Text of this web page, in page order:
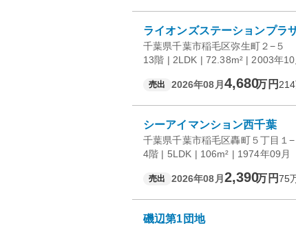
ライオンズステーションプラ
千葉県千葉市稲毛区弥生町２−５
13階 | 2LDK | 72.38m² | 2003年10
売出 2026年08月 4,680万円 214
シーアイマンション西千葉
千葉県千葉市稲毛区轟町５丁目１−
4階 | 5LDK | 106m² | 1974年09月
売出 2026年08月 2,390万円75
磯辺第1団地